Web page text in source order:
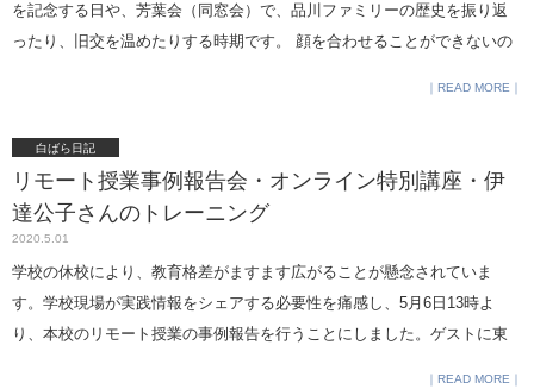
た。 化粧品会社勤務で26歳で課長に抜擢され、 部下が全員年上だそうで
何を望んでいるか会話や雰囲気から察する、 毎日の朝礼で部下の気分や
体調を確認するなど、 コミュニケーション力を発揮している様子が読み
とれて、 誇らしく思いました。 誌面で、私の『 働き女子が輝くために
28歳までに身につけたいこと』 を紹介してくれていました。これは、 卒
業生を思い浮かべて自分の経験をすべて伝えるつもりで書いた本 なので
とてもうれしかったです。 最後に、伊達さんからメッセージです。
を記念する日や、芳葉会（同窓会）で、品川ファミリーの歴史を振り返
ったり、旧交を温めたりする時期です。 顔を合わせることができないの
けでした。 こんな時だからこそ、自分にできることは何なのかを考える
ろおこなひ」 「人の中なる薔薇の花」 と与謝野晶子が校歌に歌ったよう
に。 昨日は、リモート授業事例報告会をウエブ上で開催しました。教育
らかの形でご覧いただきたいと思っています。 伊達さんにいただいた、
READ MORE
白ばら日記
リモート授業事例報告会・オンライン特別講座・伊
達公子さんのトレーニング
2020.5.01
学校の休校により、教育格差がますます広がることが懸念されていま
す。学校現場が実践情報をシェアする必要性を痛感し、5月6日13時よ
り、本校のリモート授業の事例報告を行うことにしました。ゲストに東
READ MORE